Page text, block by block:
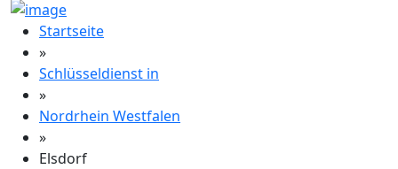
Startseite
»
Schlüsseldienst in
»
Nordrhein Westfalen
»
Elsdorf